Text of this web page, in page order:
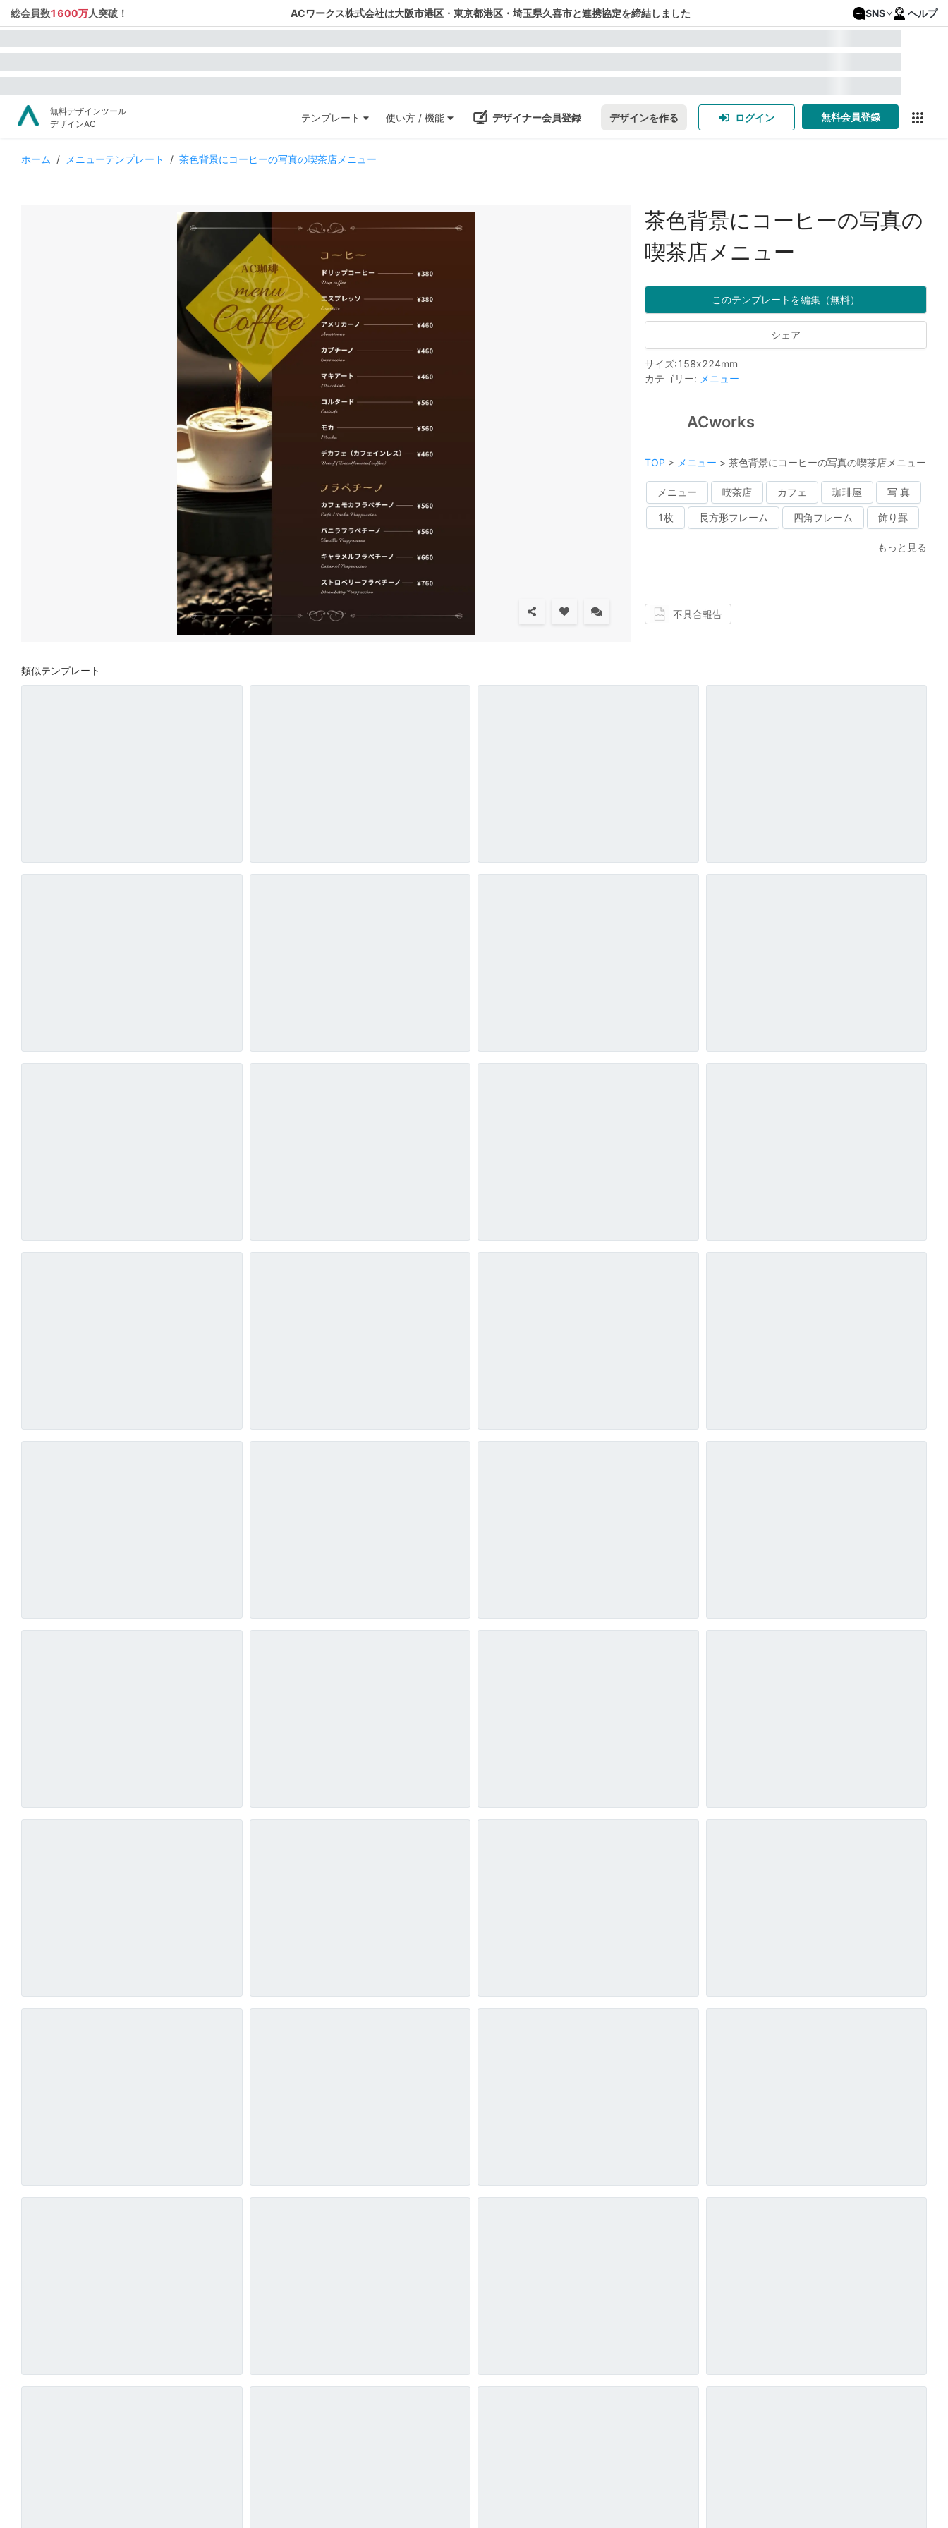
総会員数1600万人突破！ ACワークス株式会社は大阪市港区・東京都港区・埼玉県久喜市と連携協定を締結しました SNS ヘルプ
無料デザインツール
デザインAC
テンプレート 使い方 / 機能 デザイナー会員登録 デザインを作る ログイン 無料会員登録
ホーム / メニューテンプレート / 茶色背景にコーヒーの写真の喫茶店メニュー
茶色背景にコーヒーの写真の
喫茶店メニュー
このテンプレートを編集（無料）
シェア
サイズ:158x224mm
カテゴリー: メニュー
ACworks
TOP > メニュー > 茶色背景にコーヒーの写真の喫茶店メニュー
メニュー 喫茶店 カフェ 珈琲屋 写 真
1枚 長方形フレーム 四角フレーム 飾り罫
もっと見る
不具合報告
類似テンプレート